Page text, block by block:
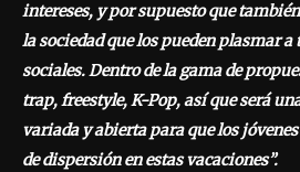
intereses, y por supuesto que
la sociedad que los pueden plasmar a
sociales. Dentro de la gama de
trap, freestyle, K-Pop, así que será
variada y abierta para que los
de dispersión en estas vacaciones”.